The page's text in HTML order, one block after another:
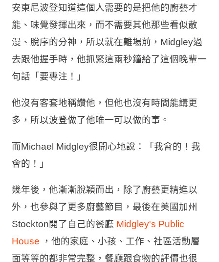
「要專注啊！小子！」
安東尼波登知道這個人需要的是把他的廚藝才
能、味覺發揮出來，而不需要其他那些看似散
去跟他握手時，他抓緊這兩秒鐘給了這個晚輩一
句話「要專注！」
他沒有客套地稱讚他，但他也沒有時間能講更
多，所以波登做了他唯一可以做的事。